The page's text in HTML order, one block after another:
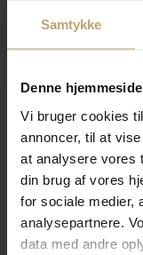
Samtykke
Denne
Vi bruger cookies
annoncer, til at
at analysere vores
din brug af vores
for sociale medier,
analysepartnere.
data med andre
Information